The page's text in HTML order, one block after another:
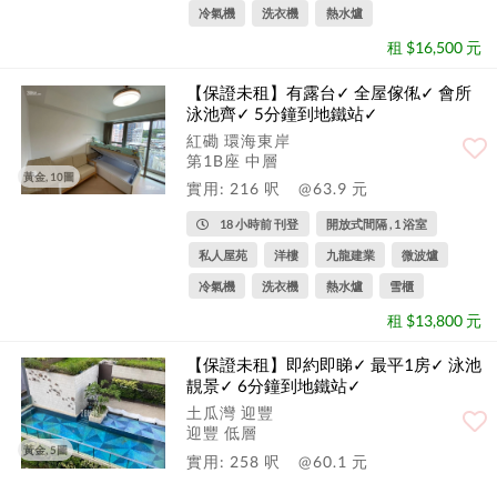
冷氣機 洗衣機 熱水爐
租 $16,500 元
黃金, 10圖
【保證未租】有露台✓ 全屋傢俬✓ 會所
泳池齊✓ 5分鐘到地鐵站✓
紅磡 環海東岸
第1B座 中層
實用: 216 呎
@63.9 元
18 小時前 刊登 開放式間隔 , 1 浴室
私人屋苑 洋樓 九龍建業 微波爐
冷氣機 洗衣機 熱水爐 雪櫃
租 $13,800 元
黃金, 5圖
【保證未租】即約即睇✓ 最平1房✓ 泳池
靚景✓ 6分鐘到地鐵站✓
土瓜灣 迎豐
迎豐 低層
實用: 258 呎
@60.1 元